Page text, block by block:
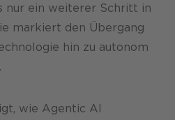
nur ein weiterer Schritt in
markiert den Übergang
hin zu autonom
wie Agentic AI